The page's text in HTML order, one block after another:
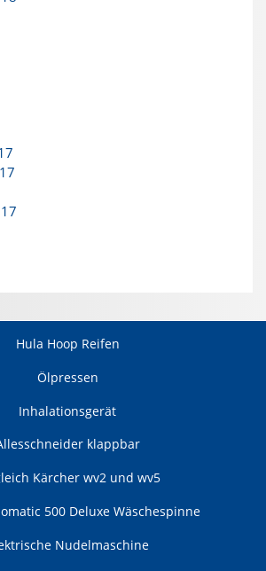
Hula Hoop Reifen
Ölpressen
Inhalationsgerät
klappbar
Kärcher wv2 und wv5
500 Deluxe Wäschespinne
Nudelmaschine